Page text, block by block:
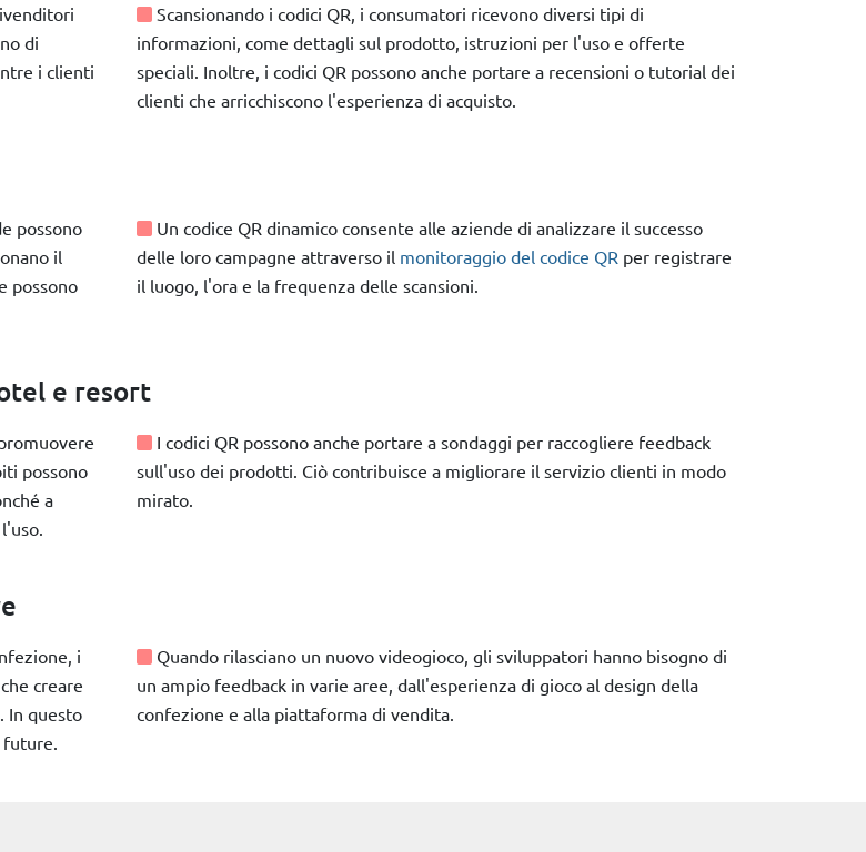
di
i clienti
Scansionando i codici QR, i consumatori ricevono diversi tipi di
informazioni, come dettagli sul prodotto, istruzioni per l'uso e offerte
speciali. Inoltre, i codici QR possono anche portare a recensioni o tutorial dei
clienti che arricchiscono l'esperienza di acquisto.
possono
il
possono
Un codice QR dinamico consente alle aziende di analizzare il successo
delle loro campagne attraverso il monitoraggio del codice QR per registrare
il luogo, l'ora e la frequenza delle scansioni.
e resort
possono
a
I codici QR possono anche portare a sondaggi per raccogliere feedback
sull'uso dei prodotti. Ciò contribuisce a migliorare il servizio clienti in modo
mirato.
i
creare
In questo
Quando rilasciano un nuovo videogioco, gli sviluppatori hanno bisogno di
un ampio feedback in varie aree, dall'esperienza di gioco al design della
confezione e alla piattaforma di vendita.